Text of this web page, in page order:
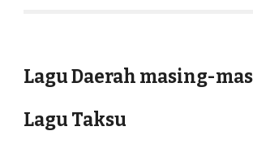
Lagu Daerah masing-
Lagu Taksu